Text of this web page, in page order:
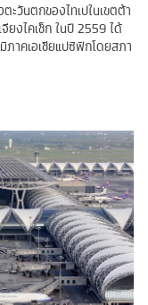
ะวันตกของไทเปในเขตต้า
ยงไคเช็ก ในปี 2559 ได้
าคเอเชียแปซิฟิกโดยสภา